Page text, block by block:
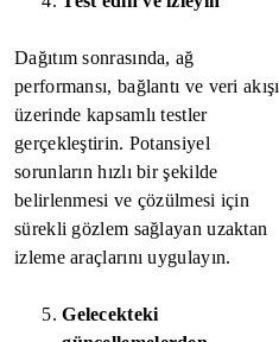
Dağıtım sonrasında, ağ
performansı, bağlantı ve veri akışı
üzerinde kapsamlı testler
gerçekleştirin. Potansiyel
sorunların hızlı bir şekilde
belirlenmesi ve çözülmesi için
sürekli gözlem sağlayan uzaktan
izleme araçlarını uygulayın.
Gelecekteki